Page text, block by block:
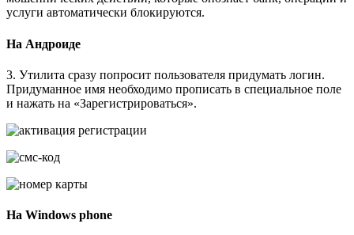
услуги автоматически блокируются.
На Андроиде
3. Утилита сразу попросит пользователя придумать логин.
Придуманное имя необходимо прописать в специальное поле
и нажать на «Зарегистрироваться».
На Windows phone